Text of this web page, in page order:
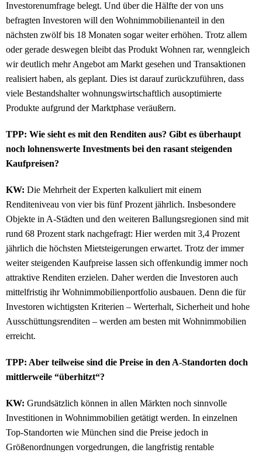
Investorenumfrage belegt. Und über die Hälfte der von uns
befragten Investoren will den Wohnimmobilienanteil in den
nächsten zwölf bis 18 Monaten sogar weiter erhöhen. Trotz allem
oder gerade deswegen bleibt das Produkt Wohnen rar, wenngleich
wir deutlich mehr Angebot am Markt gesehen und Transaktionen
realisiert haben, als geplant. Dies ist darauf zurückzuführen, dass
viele Bestandshalter wohnungswirtschaftlich ausoptimierte
Produkte aufgrund der Marktphase veräußern.
TPP: Wie sieht es mit den Renditen aus? Gibt es überhaupt
noch lohnenswerte Investments bei den rasant steigenden
Kaufpreisen?
KW: Die Mehrheit der Experten kalkuliert mit einem
Renditeniveau von vier bis fünf Prozent jährlich. Insbesondere
Objekte in A-Städten und den weiteren Ballungsregionen sind mit
rund 68 Prozent stark nachgefragt: Hier werden mit 3,4 Prozent
jährlich die höchsten Mietsteigerungen erwartet. Trotz der immer
weiter steigenden Kaufpreise lassen sich offenkundig immer noch
attraktive Renditen erzielen. Daher werden die Investoren auch
mittelfristig ihr Wohnimmobilienportfolio ausbauen. Denn die für
Investoren wichtigsten Kriterien – Werterhalt, Sicherheit und hohe
Ausschüttungsrenditen – werden am besten mit Wohnimmobilien
erreicht.
TPP: Aber teilweise sind die Preise in den A-Standorten doch
mittlerweile “überhitzt“?
KW: Grundsätzlich können in allen Märkten noch sinnvolle
Investitionen in Wohnimmobilien getätigt werden. In einzelnen
Top-Standorten wie München sind die Preise jedoch in
Größenordnungen vorgedrungen, die langfristig rentable